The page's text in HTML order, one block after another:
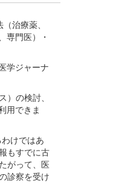
治療薬、
専門医）・
学ジャーナ
の検討、
用できま
けではあ
もすでに古
がって、医
診察を受け